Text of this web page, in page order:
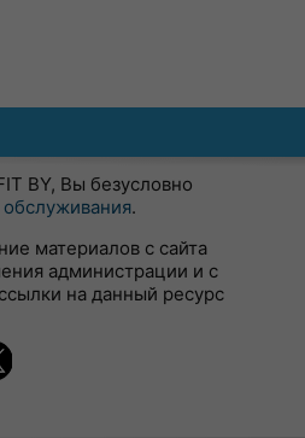
BY, Вы безусловно
.
материалов с сайта
администрации и с
на данный ресурс